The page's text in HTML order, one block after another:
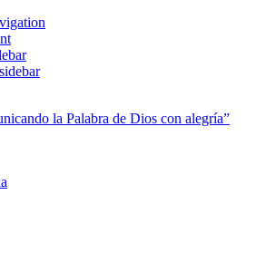
la Palabra de Dios con alegría”